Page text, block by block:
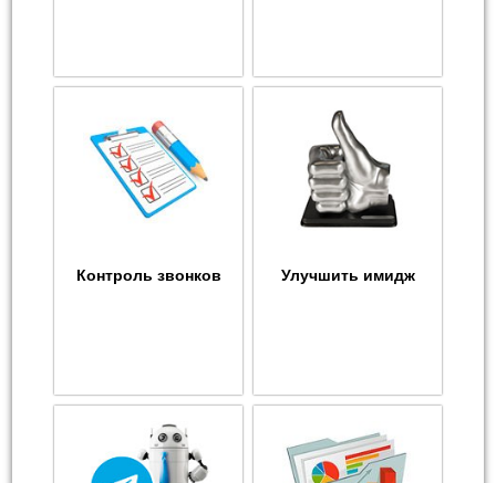
Контроль звонков Улучшить имидж